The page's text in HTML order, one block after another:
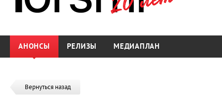
АНОНСЫ РЕЛИЗЫ МЕДИАПЛАН
Вернуться назад